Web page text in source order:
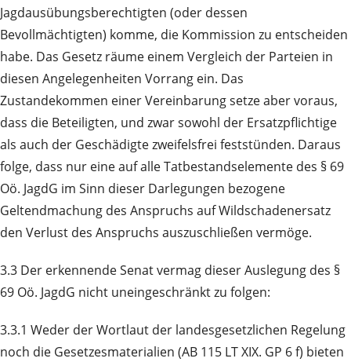
Jagdausübungsberechtigten (oder dessen
Bevollmächtigten) komme, die Kommission zu entscheiden
habe. Das Gesetz räume einem Vergleich der Parteien in
diesen Angelegenheiten Vorrang ein. Das
Zustandekommen einer Vereinbarung setze aber voraus,
dass die Beteiligten, und zwar sowohl der Ersatzpflichtige
als auch der Geschädigte zweifelsfrei feststünden. Daraus
folge, dass nur eine auf alle Tatbestandselemente des § 69
Oö. JagdG im Sinn dieser Darlegungen bezogene
Geltendmachung des Anspruchs auf Wildschadenersatz
den Verlust des Anspruchs auszuschließen vermöge.
3.3 Der erkennende Senat vermag dieser Auslegung des §
69 Oö. JagdG nicht uneingeschränkt zu folgen:
3.3.1 Weder der Wortlaut der landesgesetzlichen Regelung
noch die Gesetzesmaterialien (AB 115 LT XIX. GP 6 f) bieten